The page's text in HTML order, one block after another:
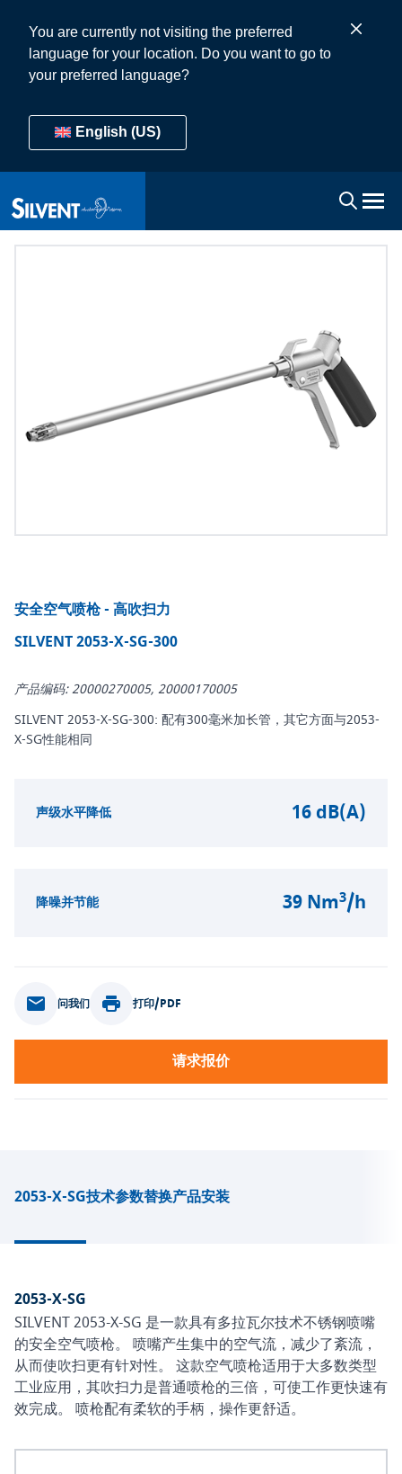
You are currently not visiting the preferred
language for your location. Do you want to go to
your preferred language?
English (US)
安全空气喷枪 - 高吹扫力
SILVENT 2053-X-SG-300
产品编码: 20000270005, 20000170005
SILVENT 2053-X-SG-300: 配有300毫米加长管，其它方面与2053-
X-SG性能相同
声级水平降低 16 dB(A)
降噪并节能 39 Nm3/h
问我们 打印/PDF
请求报价
2053-X-SG技术参数替换产品安装
2053-X-SG
SILVENT 2053-X-SG 是一款具有多拉瓦尔技术不锈钢喷嘴
的安全空气喷枪。 喷嘴产生集中的空气流，减少了紊流，
从而使吹扫更有针对性。 这款空气喷枪适用于大多数类型
工业应用，其吹扫力是普通喷枪的三倍，可使工作更快速有
效完成。 喷枪配有柔软的手柄，操作更舒适。